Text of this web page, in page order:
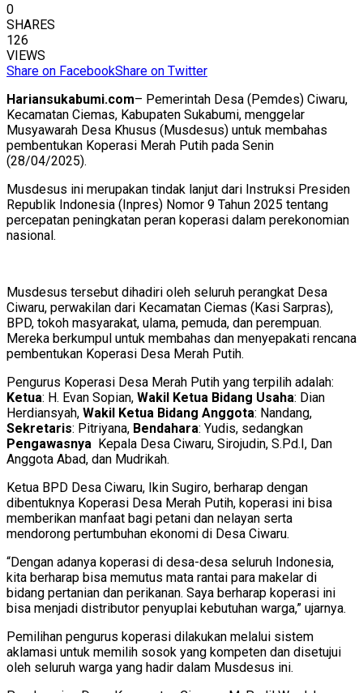
0
SHARES
126
VIEWS
Share on FacebookShare on Twitter
Hariansukabumi.com– Pemerintah Desa (Pemdes) Ciwaru,
Kecamatan Ciemas, Kabupaten Sukabumi, menggelar
Musyawarah Desa Khusus (Musdesus) untuk membahas
pembentukan Koperasi Merah Putih pada Senin
(28/04/2025).
Musdesus ini merupakan tindak lanjut dari Instruksi Presiden
Republik Indonesia (Inpres) Nomor 9 Tahun 2025 tentang
percepatan peningkatan peran koperasi dalam perekonomian
nasional.
Musdesus tersebut dihadiri oleh seluruh perangkat Desa
Ciwaru, perwakilan dari Kecamatan Ciemas (Kasi Sarpras),
BPD, tokoh masyarakat, ulama, pemuda, dan perempuan.
Mereka berkumpul untuk membahas dan menyepakati rencana
pembentukan Koperasi Desa Merah Putih.
Pengurus Koperasi Desa Merah Putih yang terpilih adalah:
Ketua: H. Evan Sopian, Wakil Ketua Bidang Usaha: Dian
Herdiansyah, Wakil Ketua Bidang Anggota: Nandang,
Sekretaris: Pitriyana, Bendahara: Yudis, sedangkan
Pengawasnya Kepala Desa Ciwaru, Sirojudin, S.Pd.I, Dan
Anggota Abad, dan Mudrikah.
Ketua BPD Desa Ciwaru, Ikin Sugiro, berharap dengan
dibentuknya Koperasi Desa Merah Putih, koperasi ini bisa
memberikan manfaat bagi petani dan nelayan serta
mendorong pertumbuhan ekonomi di Desa Ciwaru.
“Dengan adanya koperasi di desa-desa seluruh Indonesia,
kita berharap bisa memutus mata rantai para makelar di
bidang pertanian dan perikanan. Saya berharap koperasi ini
bisa menjadi distributor penyuplai kebutuhan warga,” ujarnya.
Pemilihan pengurus koperasi dilakukan melalui sistem
aklamasi untuk memilih sosok yang kompeten dan disetujui
oleh seluruh warga yang hadir dalam Musdesus ini.